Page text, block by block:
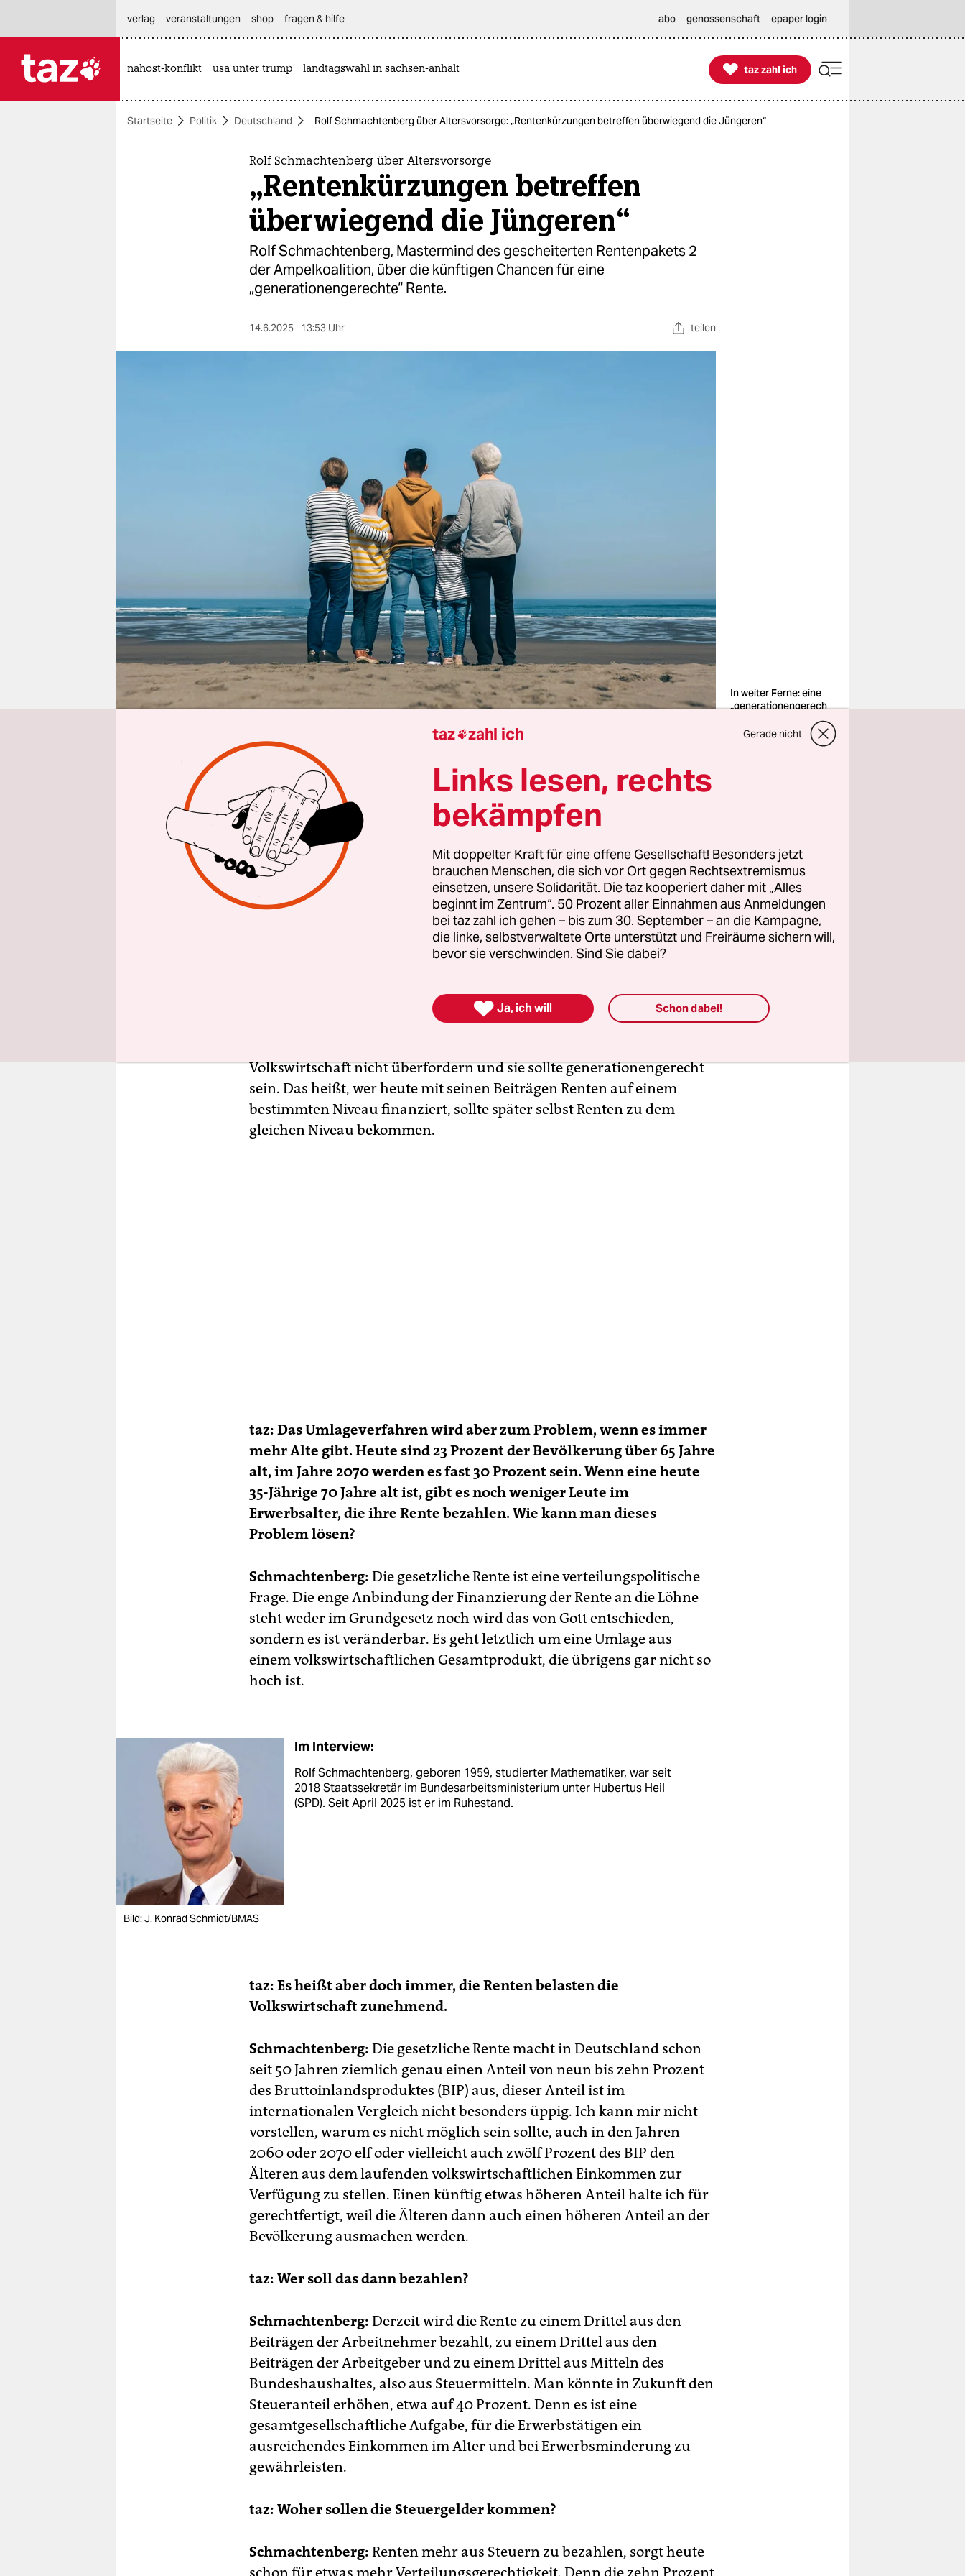
themen
nord
genossenschaft
epaper login
verlag
veranstaltungen shop fragen & hilfe abo genossenschaft epaper login
nahost-konflikt usa unter trump landtagswahl in sachsen-anhalt 
taz zahl ich
taz zahl ich
Startseite Politik Deutschland Rolf Schmachtenberg über Altersvorsorge: „Rentenkürzungen betreffen überwiegend die Jüngeren“
Rolf Schmachtenberg über Altersvorsorge
„Rentenkürzungen betreffen
überwiegend die Jüngeren“
Rolf Schmachtenberg, Mastermind des gescheiterten Rentenpakets 2
der Ampelkoalition, über die künftigen Chancen für eine
„generationengerechte“ Rente.
14.6.2025 13:53 Uhr teilen
In weiter Ferne: eine
„generationengerech
Foto: David
Interview von Barbara Dribbusch
taz: Herr Schmachtenberg, Sie waren im Bundesarbeitsministerium
zu Zeiten der Ampelregierung für das Rentenpaket 2 zuständig.
Dieses sollte das aktuelle Rentenniveau sichern, scheiterte aber am
Widerstand der FDP. Kernfrage: Kann es überhaupt eine
generationengerechte Rente geben?
eine Verständigung darüber erreicht wird, wie hoch überhaupt eine
angemessene Altersvorsorge aussehen soll, heute und in Zukunft.
Volkswirtschaft nicht überfordern und sie sollte generationengerecht
sein. Das heißt, wer heute mit seinen Beiträgen Renten auf einem
bestimmten Niveau finanziert, sollte später selbst Renten zu dem
gleichen Niveau bekommen.
taz: Das Umlageverfahren wird aber zum Problem, wenn es immer
mehr Alte gibt. Heute sind 23 Prozent der Bevölkerung über 65 Jahre
alt, im Jahre 2070 werden es fast 30 Prozent sein. Wenn eine heute
35-Jährige 70 Jahre alt ist, gibt es noch weniger Leute im
Erwerbsalter, die ihre Rente bezahlen. Wie kann man dieses
Problem lösen?
Schmachtenberg: Die gesetzliche Rente ist eine verteilungspolitische
Frage. Die enge Anbindung der Finanzierung der Rente an die Löhne
steht weder im Grundgesetz noch wird das von Gott entschieden,
sondern es ist veränderbar. Es geht letztlich um eine Umlage aus
einem volkswirtschaftlichen Gesamtprodukt, die übrigens gar nicht so
hoch ist.
Bild: J. Konrad Schmidt/BMAS
Im Interview:
Rolf Schmachtenberg, geboren 1959, studierter Mathematiker, war seit
2018 Staatssekretär im Bundesarbeitsministerium unter Hubertus Heil
(SPD). Seit April 2025 ist er im Ruhestand.
taz: Es heißt aber doch immer, die Renten belasten die
Volkswirtschaft zunehmend.
Schmachtenberg: Die gesetzliche Rente macht in Deutschland schon
seit 50 Jahren ziemlich genau einen Anteil von neun bis zehn Prozent
des Bruttoinlandsproduktes (BIP) aus, dieser Anteil ist im
internationalen Vergleich nicht besonders üppig. Ich kann mir nicht
vorstellen, warum es nicht möglich sein sollte, auch in den Jahren
2060 oder 2070 elf oder vielleicht auch zwölf Prozent des BIP den
Älteren aus dem laufenden volkswirtschaftlichen Einkommen zur
Verfügung zu stellen. Einen künftig etwas höheren Anteil halte ich für
gerechtfertigt, weil die Älteren dann auch einen höheren Anteil an der
Bevölkerung ausmachen werden.
taz: Wer soll das dann bezahlen?
Schmachtenberg: Derzeit wird die Rente zu einem Drittel aus den
Beiträgen der Arbeitnehmer bezahlt, zu einem Drittel aus den
Beiträgen der Arbeitgeber und zu einem Drittel aus Mitteln des
Bundeshaushaltes, also aus Steuermitteln. Man könnte in Zukunft den
Steueranteil erhöhen, etwa auf 40 Prozent. Denn es ist eine
gesamtgesellschaftliche Aufgabe, für die Erwerbstätigen ein
ausreichendes Einkommen im Alter und bei Erwerbsminderung zu
gewährleisten.
taz: Woher sollen die Steuergelder kommen?
Schmachtenberg: Renten mehr aus Steuern zu bezahlen, sorgt heute
schon für etwas mehr Verteilungsgerechtigkeit. Denn die zehn Prozent
taz zahl ich Gerade nicht
Links lesen, rechts
bekämpfen
Mit doppelter Kraft für eine offene Gesellschaft! Besonders jetzt
brauchen Menschen, die sich vor Ort gegen Rechtsextremismus
einsetzen, unsere Solidarität. Die taz kooperiert daher mit „Alles
beginnt im Zentrum“. 50 Prozent aller Einnahmen aus Anmeldungen
bei taz zahl ich gehen – bis zum 30. September – an die Kampagne,
die linke, selbstverwaltete Orte unterstützt und Freiräume sichern will,
bevor sie verschwinden. Sind Sie dabei?
 Ja, ich will Schon dabei!